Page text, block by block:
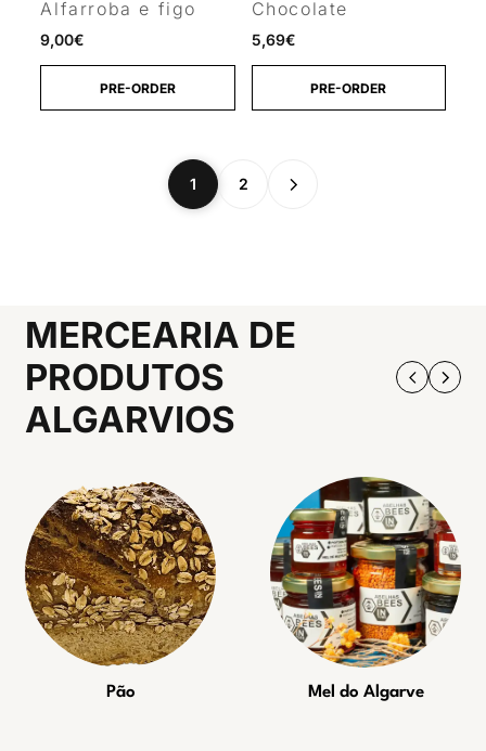
Alfarroba e figo
9,00€
PRE-ORDER
Chocolate
5,69€
PRE-ORDER
1 2
MERCEARIA DE
PRODUTOS
ALGARVIOS
Pão Mel do Algarve